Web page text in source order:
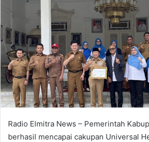
Radio Elmitra News – Pemerintah
berhasil mencapai cakupan Universal